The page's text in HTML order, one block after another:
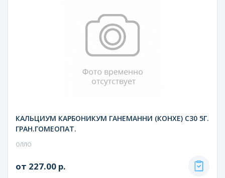
КАЛЬЦИУМ КАРБОНИКУМ ГАНЕМАННИ (КОНХЕ) С30 5Г.
ГРАН.ГОМЕОПАТ.
ОЛЛО
от 227.00 р.